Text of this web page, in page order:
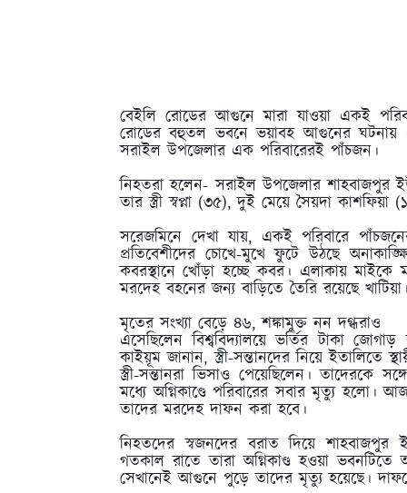
বেইলি রোডের আগুনে মারা যাওয়া একই
রোডের বহুতল ভবনে ভয়াবহ আগুনের ঘটনায় এ
সরাইল উপজেলার এক পরিবারেরই পাঁচজন।
নিহতরা হলেন- সরাইল উপজেলার শাহবাজপুর
তার স্ত্রী স্বপ্না (৩৫), দুই মেয়ে সৈয়দা
সরেজমিনে দেখা যায়, একই পরিবারে
প্রতিবেশীদের চোখে-মুখে ফুটে উঠছে
কবরস্থানে খোঁড়া হচ্ছে কবর। এলাকায় মাইকে
মরদেহ বহনের জন্য বাড়িতে তৈরি রয়েছে খাটিয়া।
মৃতের সংখ্যা বেড়ে ৪৬, শঙ্কামুক্ত নন দগ্ধরাও
এসেছিলেন বিশ্ববিদ্যালয়ে ভর্তির টাকা
কাইয়ূম জানান, স্ত্রী-সন্তানদের নিয়ে ইতালিতে
স্ত্রী-সন্তানরা ভিসাও পেয়েছিলেন।
মধ্যে অগ্নিকাণ্ডে পরিবারের সবার মৃত্যু হলো।
তাদের মরদেহ দাফন করা হবে।
নিহতদের স্বজনদের বরাত দিয়ে শাহবাজপুর
গতকাল রাতে তারা অগ্নিকাণ্ড হওয়া ভবনটিতে
সেখানেই আগুনে পুড়ে তাদের মৃত্যু হয়েছে।